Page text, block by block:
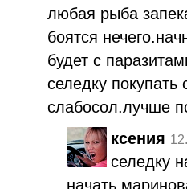
любая рыба
боятся
будет с
селедку
слабосол.лучше
ксения
селедку
начать